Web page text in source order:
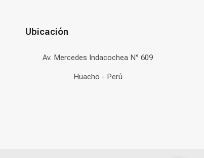
Ubicación
Av. Mercedes Indacochea N° 609
Huacho - Perú